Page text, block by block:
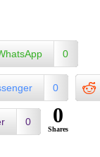
0
0
0 0
Shares